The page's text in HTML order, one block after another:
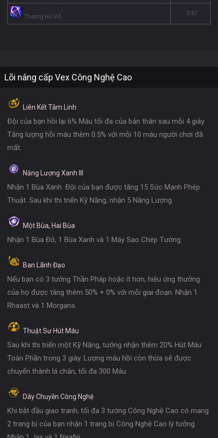
Trượng Hư Vô 3.87
Lõi nâng cấp Vex Công Nghệ Cao
Liên Kết Tâm Linh
Đội của bạn hồi lại 6% Máu tối đa của bản thân sau mỗi 4 giây.
Tăng lượng hồi máu thêm 0.5% với mỗi 10 máu người chơi đã
mất.
Năng Lượng Xanh III
Nhận 1 Bùa Xanh. Đội của bạn được tăng 15 Sức Mạnh Phép
Thuật. Sau khi thi triển Kỹ Năng, nhận 5 Năng Lượng.
Một Bùa, Hai Bùa
Nhận 1 Bùa Đỏ, 1 Bùa Xanh và 1 Máy Sao Chép Tướng.
Ban Lãnh Đạo
Nếu bạn có 3 tướng Thần Pháp hoặc ít hơn, hiệu ứng thưởng
của họ được tăng thêm 50% + 0% với mỗi giai đoạn. Nhận 1
Rhaast và 1 Morgana.
Thuật Sư Hút Máu
Sau khi thi triển một Kỹ Năng, tướng nhận thêm 20% Hút Máu
Toàn Phần trong 3 giây. Lượng máu hồi còn thừa sẽ được
chuyển thành lá chắn, tối đa 300 Máu.
Dây Chuyền Công Nghệ
Khi bắt đầu giao tranh, tối đa 3 tướng Công Nghệ Cao có mang
2 trang bị của bạn nhận 1 trang bị Công Nghệ Cao lý tưởng.